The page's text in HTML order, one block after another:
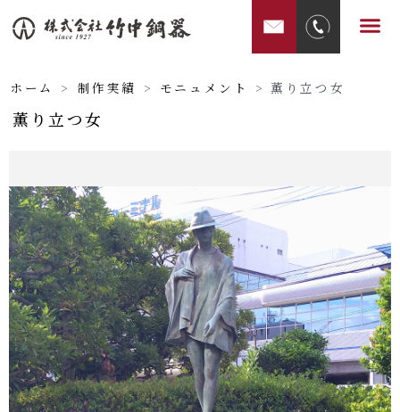
容
ス
キ
メ
ホーム > 制作実績 > モニュメント >薫り立つ女
薫り立つ女